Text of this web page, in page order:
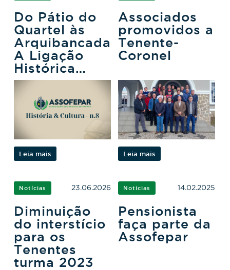
Do Pátio do
Quartel às
Arquibancadas:
A Ligação
Histórica
entre a PMPR
e o Futebol
Leia mais
Associados
promovidos a
Tenente-
Coronel
Leia mais
Notícias 23.06.2026
Diminuição
do interstício
para os
Tenentes
turma 2023
Notícias 14.02.2025
Pensionista
faça parte da
Assofepar